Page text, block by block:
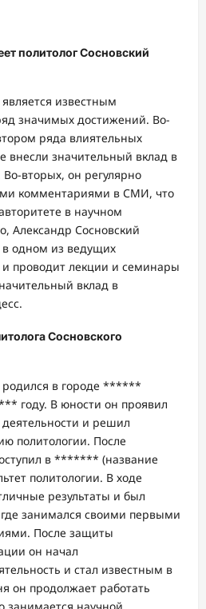
политолог Сосновский
известным
значимых достижений. Во-
ряда влиятельных
внесли значительный вклад в
вторых, он регулярно
комментариями в СМИ, что
в научном
Александр Сосновский
в одном из ведущих
проводит лекции и семинары
вклад в
Сосновского
родился в городе ******
году. В юности он проявил
деятельности и решил
политологии. После
в ******* (название
политологии. В ходе
результаты и был
занимался своими первыми
После защиты
он начал
и стал известным в
он продолжает работать
занимается научной